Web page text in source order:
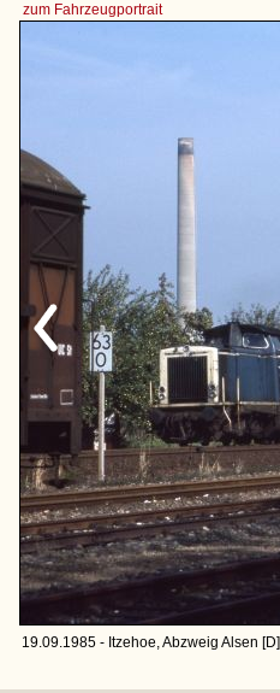
zum Fahrzeugportrait
19.09.1985 - Itzehoe, Abzweig Alsen [D]